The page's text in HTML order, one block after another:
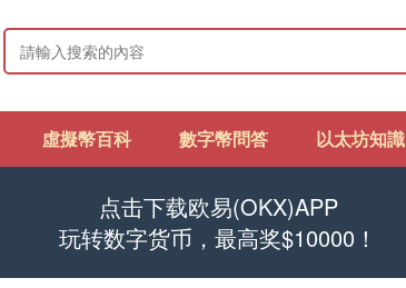
虛擬幣百科 數字幣問答 以太坊知識
点击下载欧易(OKX)APP
玩转数字货币，最高奖$10000！